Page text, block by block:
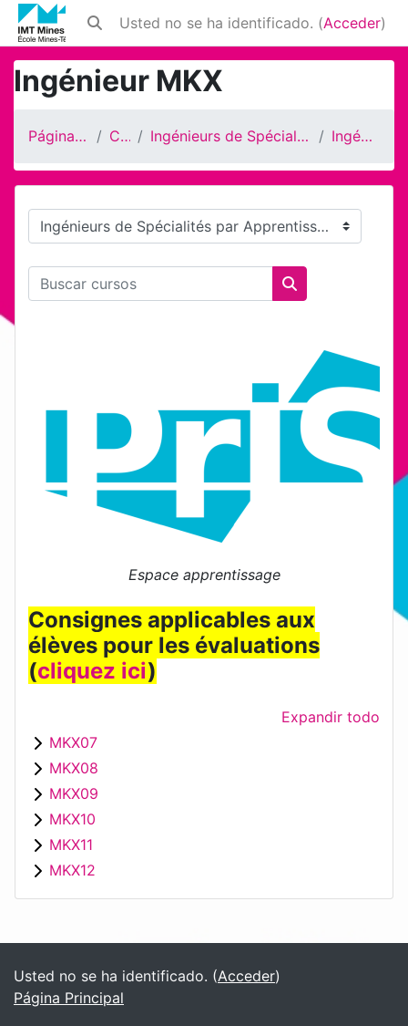
Salta al contenido principal
Selector de búsqueda de entrada
Usted no se ha identificado. (Acceder)
Ingénieur MKX
Página Principal Cursos Ingénieurs de Spécialités par Apprentissage Ingénieur MKX
Categorías
Buscar cursos
Buscar cursos
Espace apprentissage
Consignes applicables aux
élèves pour les évaluations
(cliquez ici)
Expandir todo
MKX07
MKX08
MKX09
MKX10
MKX11
MKX12
Bloques suplementarios
Usted no se ha identificado. (Acceder)
Página Principal